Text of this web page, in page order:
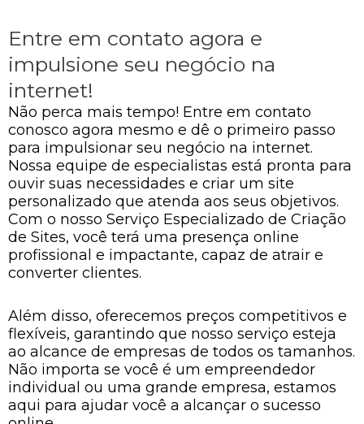
Entre em contato agora e
impulsione seu negócio na
internet!
Não perca mais tempo! Entre em contato
conosco agora mesmo e dê o primeiro passo
para impulsionar seu negócio na internet.
Nossa equipe de especialistas está pronta para
ouvir suas necessidades e criar um site
personalizado que atenda aos seus objetivos.
Com o nosso Serviço Especializado de Criação
de Sites, você terá uma presença online
profissional e impactante, capaz de atrair e
converter clientes.
Além disso, oferecemos preços competitivos e
flexíveis, garantindo que nosso serviço esteja
ao alcance de empresas de todos os tamanhos.
Não importa se você é um empreendedor
individual ou uma grande empresa, estamos
aqui para ajudar você a alcançar o sucesso